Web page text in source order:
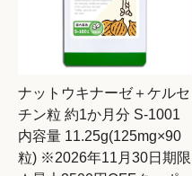
ナットウキナーゼ＋ケルセ
チン粒 約1か月分 S-1001
内容量 11.25g(125mg×90
粒) ※2026年11月30日期限